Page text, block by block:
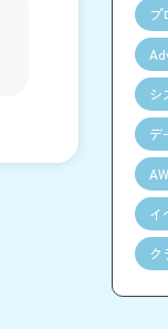
プ
シ
デ
イ
ク